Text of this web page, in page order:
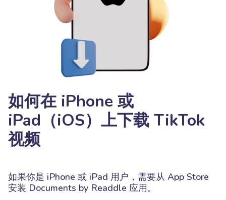
如何在 iPhone 或
iPad（iOS）上下载 TikTok
视频
如果你是 iPhone 或 iPad 用户，需要从 App Store
安装 Documents by Readdle 应用。